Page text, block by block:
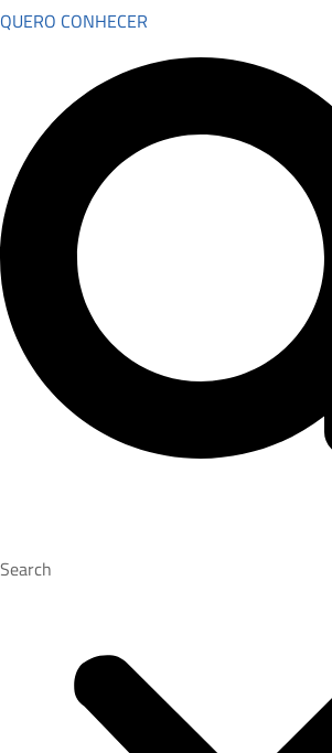
QUERO CONHECER
Search